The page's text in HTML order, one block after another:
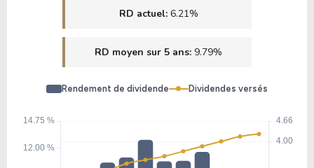
TSN
RD actuel: 6.21%
RD moyen sur 5 ans: 9.79%
Rendement de dividende Dividendes versés